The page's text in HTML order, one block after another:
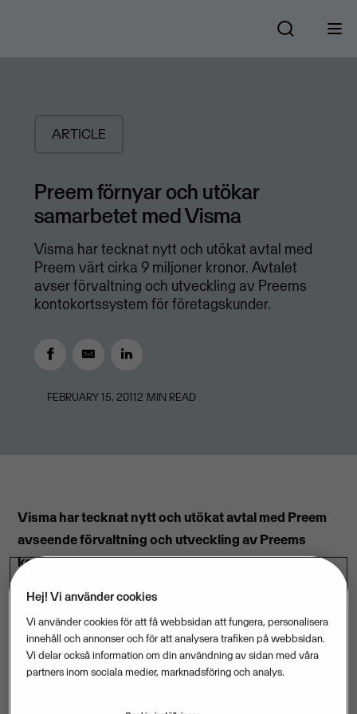
ARTICLE
Preem förnyar och utökar
samarbetet med Visma
Visma har tecknat nytt och utökat avtal med
Preem värt cirka 9 miljoner kronor. Avtalet
avser förvaltning och utveckling av Preems
kontokortssystem för företagskunder.
FEBRUARY 15, 20112 MIN READ
Visma har tecknat nytt och utökat avtal med Preem
avseende förvaltning och utveckling av Preems
kontokortssystem för företagskunder. Ordern är
Samarbetet med Preem inleddes 1995 och har
omfattatutveckling och förvaltningav lösningen för
Preems kontokortssystem, så att det kontinuerligt
Hej! Vi använder cookies
Vi använder cookies för att få webbsidan att fungera, personalisera
innehåll och annonser och för att analysera trafiken på webbsidan.
Vi delar också information om din användning av sidan med våra
partners inom sociala medier, marknadsföring och analys.